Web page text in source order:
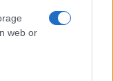
web or
Ελλάδας